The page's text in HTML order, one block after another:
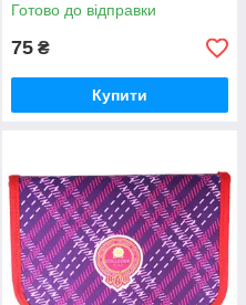
Готово до відправки
75 ₴
Купити